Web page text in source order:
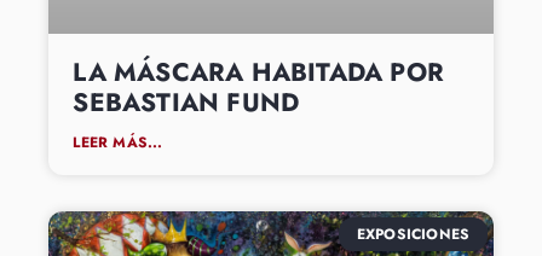
LA MÁSCARA HABITADA POR
SEBASTIAN FUND
LEER MÁS...
EXPOSICIONES